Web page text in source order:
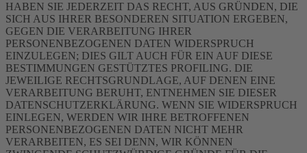
HABEN SIE JEDERZEIT DAS RECHT, AUS GRÜNDEN, DIE
SICH AUS IHRER BESONDEREN SITUATION ERGEBEN,
GEGEN DIE VERARBEITUNG IHRER
PERSONENBEZOGENEN DATEN WIDERSPRUCH
EINZULEGEN; DIES GILT AUCH FÜR EIN AUF DIESE
BESTIMMUNGEN GESTÜTZTES PROFILING. DIE
JEWEILIGE RECHTSGRUNDLAGE, AUF DENEN EINE
VERARBEITUNG BERUHT, ENTNEHMEN SIE DIESER
DATENSCHUTZERKLÄRUNG. WENN SIE WIDERSPRUCH
EINLEGEN, WERDEN WIR IHRE BETROFFENEN
PERSONENBEZOGENEN DATEN NICHT MEHR
VERARBEITEN, ES SEI DENN, WIR KÖNNEN